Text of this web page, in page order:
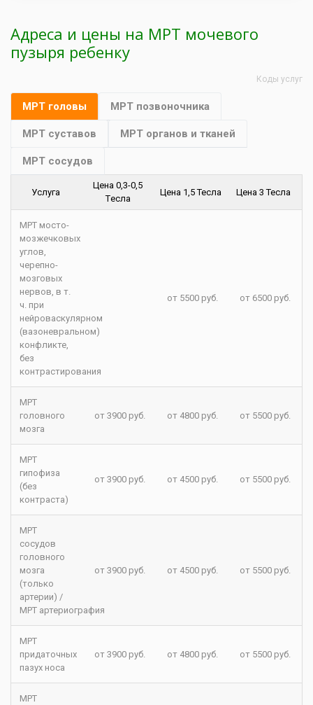
Адреса и цены на МРТ мочевого
пузыря ребенку
МРТ головы МРТ позвоночника
МРТ суставов МРТ органов и тканей
МРТ сосудов
Коды услуг
Услуга
Цена 0,3-0,5
Tесла
Цена 1,5 Тесла Цена 3 Тесла
МРТ мосто-
мозжечковых
углов,
черепно-
мозговых
нервов, в т.
ч. при
нейроваскулярном
(вазоневральном)
конфликте,
без
контрастирования
от 5500 руб. от 6500 руб.
МРТ
головного
мозга
от 3900 руб. от 4800 руб. от 5500 руб.
МРТ
гипофиза
(без
контраста)
от 3900 руб. от 4500 руб. от 5500 руб.
МРТ
сосудов
головного
мозга
(только
артерии) /
МРТ артериография
от 3900 руб. от 4500 руб. от 5500 руб.
МРТ
придаточных
пазух носа
от 3900 руб. от 4800 руб. от 5500 руб.
МРТ